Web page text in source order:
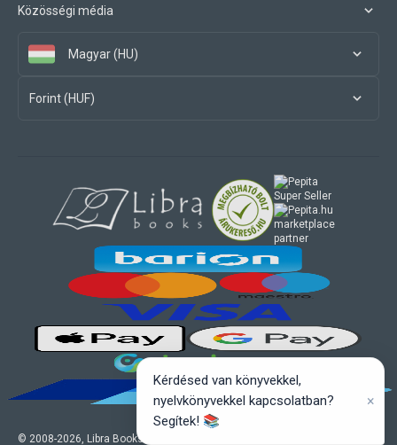
Közösségi média
Magyar (HU)
Forint (HUF)
© 2008-2026, Libra Books Kft. Minden jog fenntartva.
marketplace
partner
Kérdésed van könyvekkel,
nyelvkönyvekkel kapcsolatban?
Segítek! 📚
×